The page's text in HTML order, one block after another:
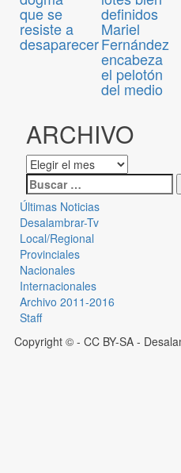
que se
resiste a
desaparecer
definidos
Mariel
Fernández
encabeza
el pelotón
del medio
ARCHIVO
Últimas Noticias
Desalambrar-Tv
Local/Regional
Provinciales
Nacionales
Internacionales
Archivo 2011-2016
Staff
Copyright © - CC BY-SA -